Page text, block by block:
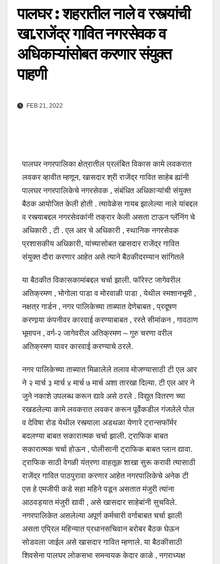
पालघर : शहरातील नाले व रस्त्यांची
खा.राजेंद्र गावित नगरसेवक व
अधिकाऱ्यांसोबत करणार संयुक्त
पाहणी
FEB 21, 2022
पालघर नगरपालिका क्षेत्रातील प्रलंबित विकास कामे लवकरात
लवकर व्हावीत म्हणून, खासदार श्री राजेंद्र गावित साहेब ह्यांनी
पालघर नगरपालिकेचे नगरसेवक , संबंधित अधिकाऱ्यांची संयुक्त
बैठक आयोजित केली होती . त्यावेळेस गायब झालेल्या नाले यांबद्दल
व रस्त्याबद्दल नगरसेवकांनी तक्रार केली असता टाऊन प्लॅनिंग चे
अधिकारी , टी . एल आर चे अधिकारी , स्थानिक नगरसेवक
प्रशासकीय अधिकारी, यांच्यासोबत खासदार राजेंद्र गावित
संयुक्त दौरा करणार आहेत असे त्याने बैठकीदरम्यान सांगितले
या बैठकीत विकासकामांबद्दल चर्चा झाली. फॉरेस्ट जागेवरील
अतिक्रमण , भोगोला पाडा व मोरवाळी पाडा , येथील स्मशानभूमी ,
नक्षत्र गार्डन , नगर पालिकेच्या ताब्यात देणेबाबत , प्रदूषण
करणार्‍या कंपनीवर कारवाई करण्याबाबत , रस्ते सीमांकन , गावठाण
भूमापन , वर्ग-२ जागेवरील अतिक्रमण – गुरु चरणा वरील
अतिक्रमण यावर कारवाई करण्याचे ठरले.
नगर पालिकेच्या ताब्यात मिळालेले तलाव मोजण्यासाठी टी एल आर
ने २ मार्च ३ मार्च ४ मार्च ७ मार्च अशा तारखा दिल्या. टी एल आर ने
जुने नकाशे उपलब्ध करून द्यावे असे ठरले . विद्युत वितरण च्या
रखडलेल्या कामे लवकरात लवकर करून पूर्वेकडील गंजलेले पोल
व देविषा रोड येथील रस्त्याला अडथळा येणारे ट्रान्सफॉर्मर
बदलण्या बाबत सकारात्मक चर्चा झाली. ट्राफिक बाबत
सकारात्मक चर्चा होऊन , पोलीसानी ट्राफिक बाबत प्लान द्यावा.
ट्राफिक साठी वेगळी यंत्रणा वाहतूक शाखा सुरू करावी त्यासाठी
राजेंद्र गावित पाठपुरावा करणार आहेत नगरपालिकेचे अनेक टी
एस हे एमजीपी कडे सहा महिने पडून असतात मंजुरी त्यांना
आठवड्यात मंजुरी द्यावी , असे खासदार साहेबांनी सुचविले.
नगरपालिकेत असलेल्या अपूर्ण कर्मचारी वर्गाबाबत चर्चा झाली
असता एप्रिल महिन्यात प्रधानसचिवान बरोबर बैठक घेऊन
सोडवला जाईल असे खासदार गावित म्हणाले. या बैठकीसाठी
शिवसेना पालघर लोकसभा समन्वयक केदार काळे , नगराध्यक्ष